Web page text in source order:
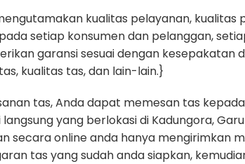
kualitas pelayanan, kualitas
setiap konsumen dan pelanggan,
garansi sesuai dengan kesepakatan
kualitas tas, dan lain-lain.}
tas, Anda dapat memesan tas
yang berlokasi di Kadungora,
secara online anda hanya mengirimkan
tas yang sudah anda siapkan,